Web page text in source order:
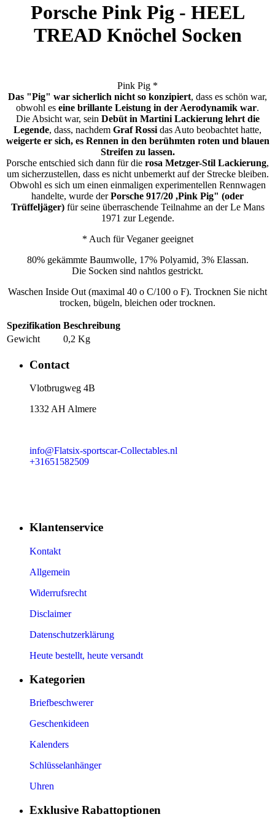
Porsche Pink Pig - HEEL
TREAD Knöchel Socken
Pink Pig *
Das "Pig" war sicherlich nicht so konzipiert, dass es schön war,
obwohl es eine brillante Leistung in der Aerodynamik war.
Die Absicht war, sein Debüt in Martini Lackierung lehrt die
Legende, dass, nachdem Graf Rossi das Auto beobachtet hatte,
weigerte er sich, es Rennen in den berühmten roten und blauen
Streifen zu lassen.
Porsche entschied sich dann für die rosa Metzger-Stil Lackierung,
um sicherzustellen, dass es nicht unbemerkt auf der Strecke bleiben.
Obwohl es sich um einen einmaligen experimentellen Rennwagen
handelte, wurde derPorsche 917/20 ,Pink Pig" (oder
Trüffeljäger)für seine überraschende Teilnahme an der Le Mans
1971 zur Legende.
* Auch für Veganer geeignet
80% gekämmte Baumwolle, 17% Polyamid, 3% Elassan.
Die Socken sind nahtlos gestrickt.
Waschen Inside Out (maximal 40 o C/100 o F). Trocknen Sie nicht
trocken, bügeln, bleichen oder trocknen.
Spezifikation Beschreibung
Gewicht
0,2 Kg
Contact
​Vlotbrugweg 4B
1332 AH Almere
info@Flatsix-sportscar-Collectables.nl
+31651582509
Klantenservice
Kontakt
Allgemein
Widerrufsrecht
Disclaimer
Datenschutzerklärung
Heute bestellt, heute versandt
Kategorien
Briefbeschwerer
Geschenkideen
Kalenders
Schlüsselanhänger
Uhren
Exklusive Rabattoptionen